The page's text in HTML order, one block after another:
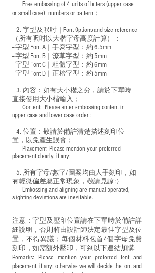
Free embossing of 4 units of letters (upper case
or small case), numbers or pattern；
2. 字型及呎吋｜ Font Options and size reference
（所有呎吋以大楷字母高度計算）：
-- 字型 Font A｜手寫字型：約 6.5mm
-- 字型 Font B｜潦草字型： 約 5mm
-- 字型 Font C｜粗體字型：約 6mm
-- 字型 Font D｜正楷字型： 約 5mm
3. 內容：如有大小楷之分，請於下單時
直接使用大小楷輸入；
​ Content: Please enter embossing content in
upper case and lower case order ;
4. 位置：敬請於備註清楚描述刻印位
置，以免產生誤會；
​ Placement: Please mention your preferred
placement clearly, if any;
5. 所有字母/數字/圖案均由人手刻印，如
有輕微偏差屬正常現象，敬請見諒 :)
​ Embossing and aligning are manual operated,
slighting deviations are inevitable.
注意：字型及壓印位置請在下單時於備註詳
細說明，否則將由設計師決定最佳字型及位
置，不得異議；每個材料包首4個字母免費
刻印，如需額外壓印，可到以下連結加購:
Remarks: Please mention your preferred font and
placement, if any; otherwise we will decide the font and